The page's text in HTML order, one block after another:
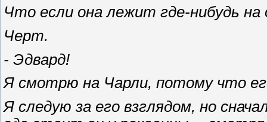
Что если она лежит где-нибудь на
Черт.
- Эдвард!
Я смотрю на Чарли, потому что
Я следую за его взглядом, но